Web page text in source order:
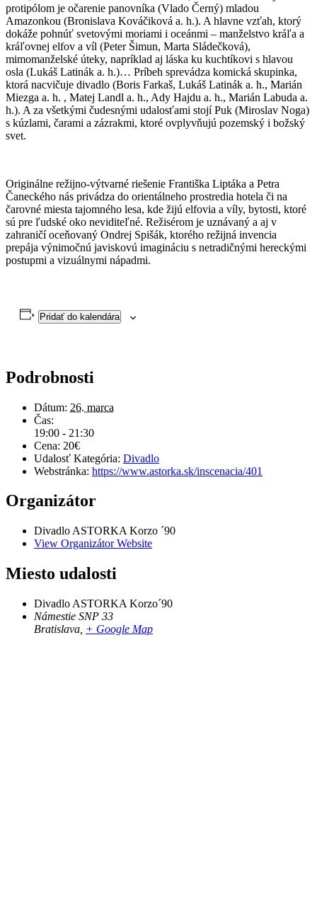
protipólom je očarenie panovníka (Vlado Černý) mladou
Amazonkou (Bronislava Kováčiková a. h.). A hlavne vzťah, ktorý
dokáže pohnúť svetovými moriami i oceánmi – manželstvo kráľa a
kráľovnej elfov a víl (Peter Šimun, Marta Sládečková),
mimomanželské úteky, napríklad aj láska ku kuchtíkovi s hlavou
osla (Lukáš Latinák a. h.)… Príbeh sprevádza komická skupinka,
ktorá nacvičuje divadlo (Boris Farkaš, Lukáš Latinák a. h., Marián
Miezga a. h. , Matej Landl a. h., Ady Hajdu a. h., Marián Labuda a.
h.). A za všetkými čudesnými udalosťami stojí Puk (Miroslav Noga)
s kúzlami, čarami a zázrakmi, ktoré ovplyvňujú pozemský i božský
svet.
Originálne režijno-výtvarné riešenie Františka Liptáka a Petra
Čaneckého nás privádza do orientálneho prostredia hotela či na
čarovné miesta tajomného lesa, kde žijú elfovia a víly, bytosti, ktoré
sú pre ľudské oko neviditeľné. Režisérom je uznávaný a aj v
zahraničí oceňovaný Ondrej Spišák, ktorého režijná invencia
prepája výnimočnú javiskovú imagináciu s netradičnými hereckými
postupmi a vizuálnymi nápadmi.
Pridať do kalendára
Podrobnosti
Dátum: 26. marca
Čas:
19:00 - 21:30
Cena: 20€
Udalosť Kategória: Divadlo
Webstránka: https://www.astorka.sk/inscenacia/401
Organizátor
Divadlo ASTORKA Korzo ´90
View Organizátor Website
Miesto udalosti
Divadlo ASTORKA Korzo´90
Námestie SNP 33
Bratislava + Google Map